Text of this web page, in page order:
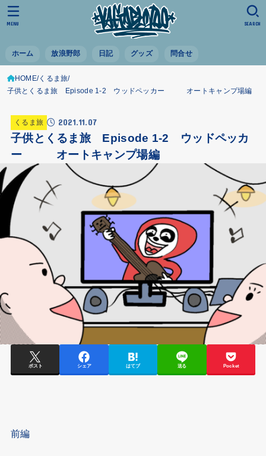
ホーム 放浪野郎 日記 グッズ 問合せ
SEARCH
MENU
HOME くるま旅
子供とくるま旅 Episode 1-2 ウッドペッカー オートキャンプ場編
くるま旅 2021.11.07
子供とくるま旅 Episode 1-2 ウッドペッカ
ー オートキャンプ場編
ポスト シェア はてブ 送る Pocket
前編